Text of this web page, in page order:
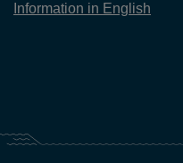
Information in English